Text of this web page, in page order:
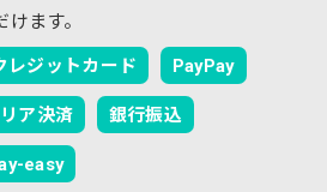
ース
19
かわいいのに加えてレースのアーム
で、空調が効きすぎた電車内や室内
入りました。
ます。
レジットカード PayPay
ア決済 銀行振込
easy